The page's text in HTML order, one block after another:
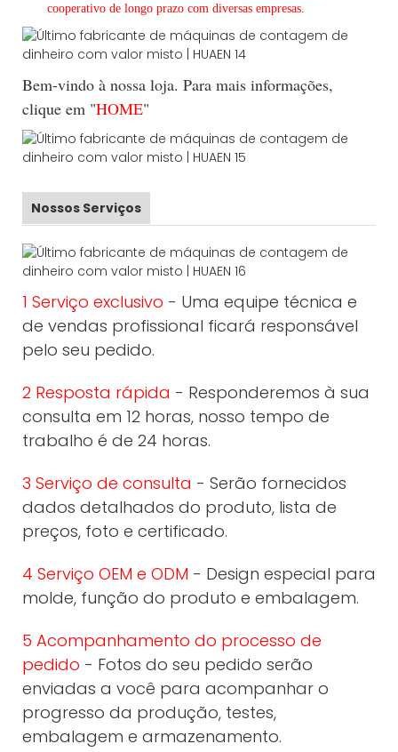
cooperativo de longo prazo com diversas empresas.
Bem-vindo à nossa loja. Para mais informações,
clique em "HOME"
Nossos Serviços
1 Serviço exclusivo - Uma equipe técnica e
de vendas profissional ficará responsável
pelo seu pedido.
2 Resposta rápida - Responderemos à sua
consulta em 12 horas, nosso tempo de
trabalho é de 24 horas.
3 Serviço de consulta - Serão fornecidos
dados detalhados do produto, lista de
preços, foto e certificado.
4 Serviço OEM e ODM - Design especial para
molde, função do produto e embalagem.
5 Acompanhamento do processo de
pedido - Fotos do seu pedido serão
enviadas a você para acompanhar o
progresso da produção, testes,
embalagem e armazenamento.